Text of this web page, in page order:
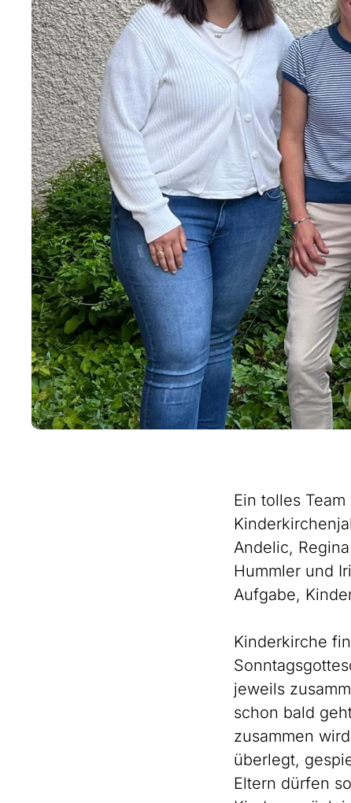
Ein tolles
Andelic,
Hummler und
Aufgabe,
Kinderkirche
jeweils
schon bald
zusammen
überlegt,
Eltern dürfen